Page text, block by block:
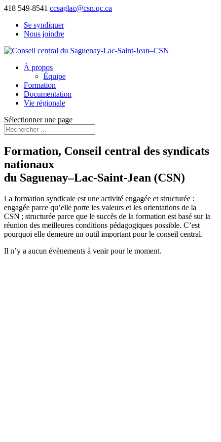
418 549-8541 ccsaglac@csn.qc.ca
Se syndiquer
Nous joindre
À propos
Équipe
Formation
Documentation
Vie régionale
Sélectionner une page
Formation, Conseil central des syndicats
nationaux
du Saguenay–Lac-Saint-Jean (CSN)
La formation syndicale est une activité engagée et structurée :
engagée parce qu’elle porte les valeurs et les orientations de la
CSN ; structurée parce que le succès de la formation est basé sur la
réunion des meilleures conditions pédagogiques possible. C’est
pourquoi elle demeure un outil important pour le conseil central.
Il n’y a aucun évènements à venir pour le moment.